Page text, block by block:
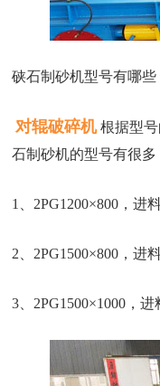
硖石制砂机型号有哪些
对辊破碎机 根据型
石制砂机的型号有很多
1、2PG1200×800，进
2、2PG1500×800，进
3、2PG1500×1000，